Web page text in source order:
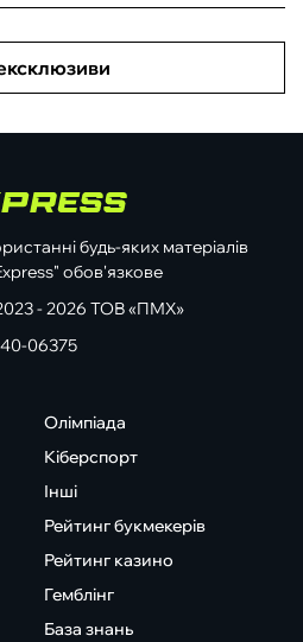
будь-яких матеріалів
обов'язкове
- 2026 ТОВ «ПМХ»
06375
Олімпіада
Кіберспорт
Інші
Рейтинг букмекерів
Рейтинг казино
Гемблінг
База знань